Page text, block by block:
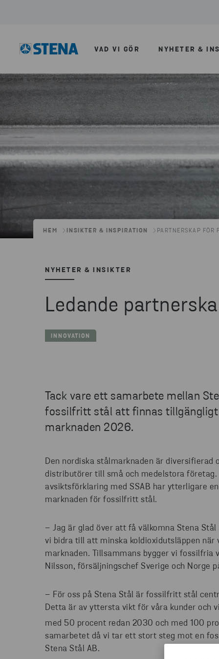
VAD VI GÖR NYHETER &
HEM INSIKTER & INSPIRATION PARTNERSKAP FÖR
NYHETER & INSIKTER
Ledande
INNOVATION
Tack vare ett samarbete mellan
fossilfritt stål att finnas tillgängligt
marknaden 2026.
Den nordiska stålmarknaden är
distributörer till små och medelstora
avsiktsförklaring med SSAB har ytterligare
marknaden för fossilfritt stål.
– Jag är glad över att få välkomna Stena
vi bidra till att minska koldioxidutsläppen
marknaden. Tillsammans bygger vi fossilfria
Nilsson, försäljningschef Sverige och Norge
– För oss på Stena Stål är fossilfritt stål
Detta är av yttersta vikt för våra kunder och
med 50 procent redan 2030 och med 100
samarbetet då vi tar ett stort steg mot en
Stena Stål AB.